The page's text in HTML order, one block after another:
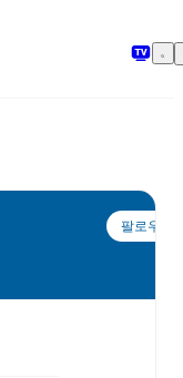
팔로우